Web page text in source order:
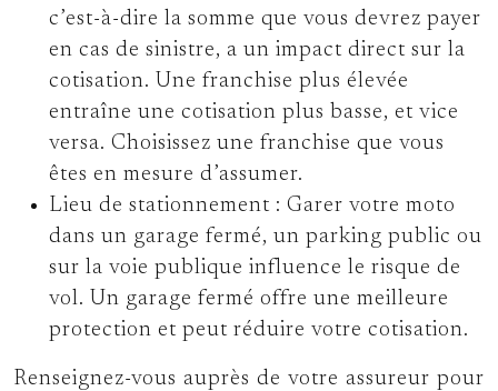
c’est-à-dire la somme que vous devrez payer
en cas de sinistre, a un impact direct sur la
cotisation. Une franchise plus élevée
entraîne une cotisation plus basse, et vice
versa. Choisissez une franchise que vous
êtes en mesure d’assumer.
Lieu de stationnement : Garer votre moto
dans un garage fermé, un parking public ou
sur la voie publique influence le risque de
vol. Un garage fermé offre une meilleure
protection et peut réduire votre cotisation.
Renseignez-vous auprès de votre assureur pour